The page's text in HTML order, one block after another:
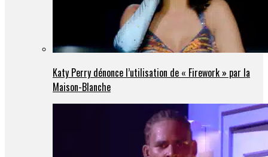
Katy Perry dénonce l’utilisation de « Firework » par la
Maison-Blanche